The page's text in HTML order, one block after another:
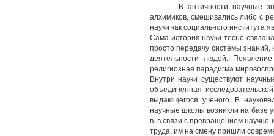
В античности научные
алхимиков, смешивались либо с
науки как социального института
Сама история науки тесно
просто передачу системы знаний,
деятельности людей.
религиозная парадигма
Внутри науки существуют
объединенная
выдающегося ученого. В
научные школы возникли на базе
в. в связи с превращением
труда, им на смену пришли